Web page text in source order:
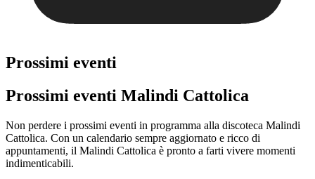
Prossimi eventi
Prossimi eventi Malindi Cattolica
Non perdere i prossimi eventi in programma alla discoteca Malindi
Cattolica. Con un calendario sempre aggiornato e ricco di
appuntamenti, il Malindi Cattolica è pronto a farti vivere momenti
indimenticabili.